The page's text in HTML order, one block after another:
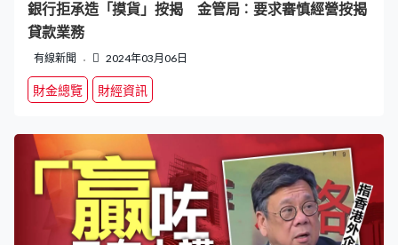
銀行拒承造「摸貨」按揭 金管局︰要求審慎經營按揭
貸款業務
有線新聞 2024年03月06日
財金總覽 財經資訊